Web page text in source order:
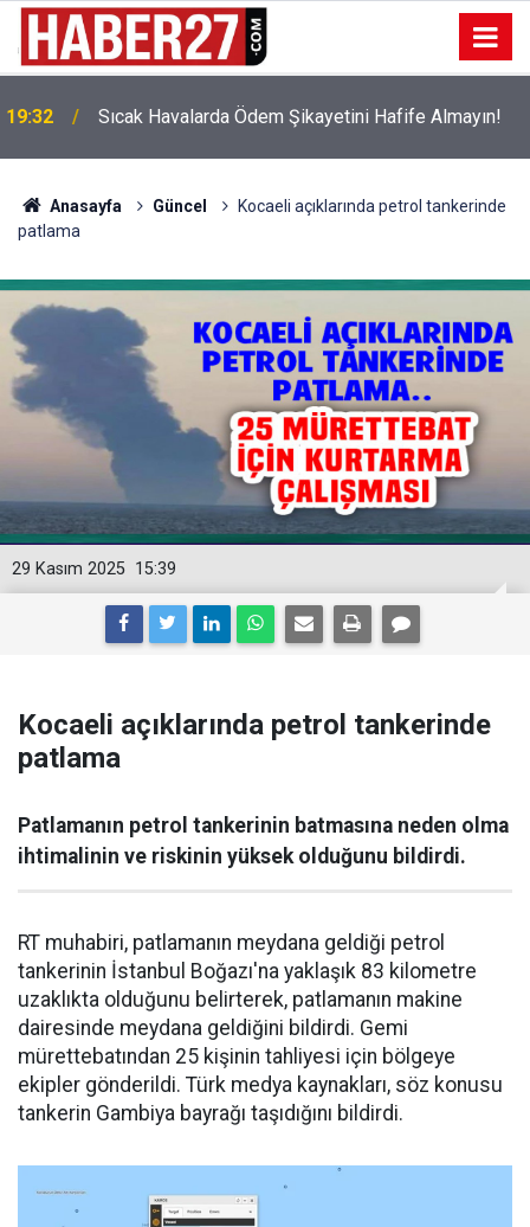
19:32 Sıcak Havalarda Ödem Şikayetini Hafife Almayın!
Anasayfa Güncel
Kocaeli açıklarında petrol tankerinde
patlama
15:39
29 Kasım 2025
Kocaeli açıklarında petrol tankerinde
patlama
Patlamanın petrol tankerinin batmasına neden olma
ihtimalinin ve riskinin yüksek olduğunu bildirdi.
RT muhabiri, patlamanın meydana geldiği petrol
tankerinin İstanbul Boğazı'na yaklaşık 83 kilometre
uzaklıkta olduğunu belirterek, patlamanın makine
dairesinde meydana geldiğini bildirdi. Gemi
mürettebatından 25 kişinin tahliyesi için bölgeye
ekipler gönderildi. Türk medya kaynakları, söz konusu
tankerin Gambiya bayrağı taşıdığını bildirdi.